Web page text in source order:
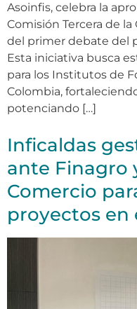
Asoinfis, celebra la
Comisión Tercera de
del primer debate del
Esta iniciativa busca
para los Institutos de
Colombia,
potenciando […]
Inficaldas
ante Finagro
Comercio
proyectos